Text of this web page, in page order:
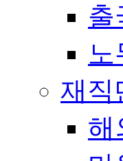
출
노
재직
해